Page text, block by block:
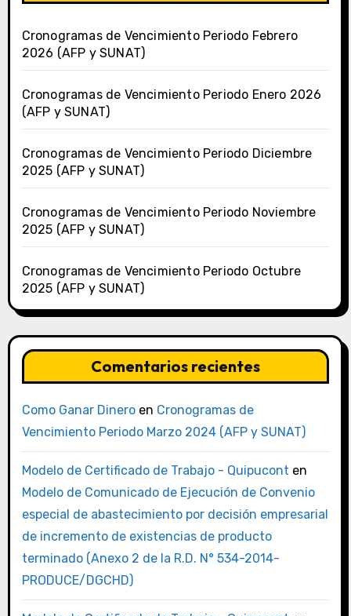
Cronogramas de Vencimiento Periodo Febrero
2026 (AFP y SUNAT)
Cronogramas de Vencimiento Periodo Enero 2026
(AFP y SUNAT)
Cronogramas de Vencimiento Periodo Diciembre
2025 (AFP y SUNAT)
Cronogramas de Vencimiento Periodo Noviembre
2025 (AFP y SUNAT)
Cronogramas de Vencimiento Periodo Octubre
2025 (AFP y SUNAT)
Comentarios recientes
Como Ganar Dineroen Cronogramas de
Vencimiento Periodo Marzo 2024 (AFP y SUNAT)
Modelo de Certificado de Trabajo - Quipucont en
Modelo de Comunicado de Ejecución de Convenio
especial de abastecimiento por decisión empresarial
de incremento de existencias de producto
terminado (Anexo 2 de la R.D. N° 534-2014-
PRODUCE/DGCHD)